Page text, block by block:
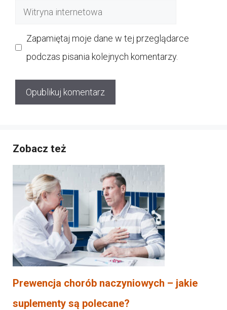
Witryna
Zapamiętaj moje dane w tej przeglądarce
podczas pisania kolejnych komentarzy.
Zobacz też
Prewencja chorób naczyniowych – jakie
suplementy są polecane?